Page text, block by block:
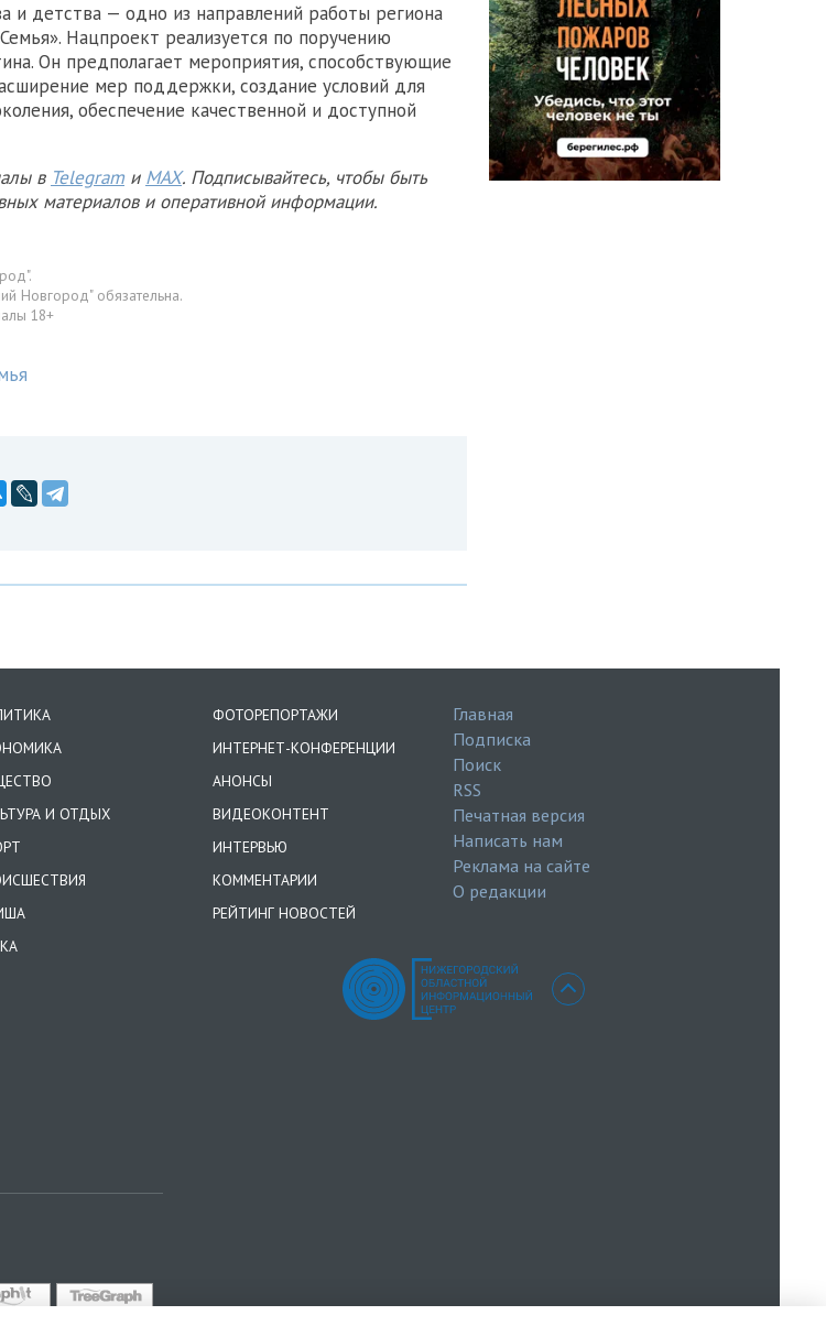
детства — одно из направлений работы региона
Нацпроект реализуется по поручению
Он предполагает мероприятия, способствующие
мер поддержки, создание условий для
обеспечение качественной и доступной
в Telegram и MAX. Подписывайтесь, чтобы быть
материалов и оперативной информации.
Новгород" обязательна.
18+
И ОТДЫХ
ФОТОРЕПОРТАЖИ
ИНТЕРНЕТ-КОНФЕРЕНЦИИ
АНОНСЫ
ВИДЕОКОНТЕНТ
ИНТЕРВЬЮ
КОММЕНТАРИИ
РЕЙТИНГ НОВОСТЕЙ
Главная
Подписка
Поиск
RSS
Печатная версия
Написать нам
Реклама на сайте
О редакции